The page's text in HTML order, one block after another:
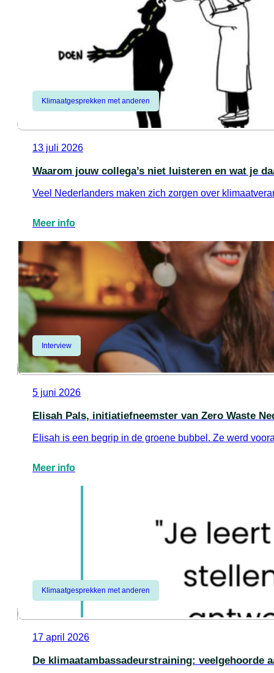
Klimaatgesprekken met anderen
13 juli 2026
Waarom jouw collega’s niet luisteren en wat je
Veel Nederlanders maken zich zorgen over
Meer info
Interview
5 juni 2026
Elisah Pals, initiatiefneemster van Zero Waste
Elisah is een begrip in de groene bubbel. Ze werd
Meer info
Klimaatgesprekken met anderen
17 april 2026
De klimaatambassadeurstraining: veelgehoorde